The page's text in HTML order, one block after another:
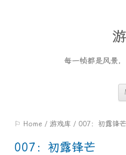
每一帧都是风景
⚐ Home / 游戏库 / 007：初露锋芒
007：初露锋芒